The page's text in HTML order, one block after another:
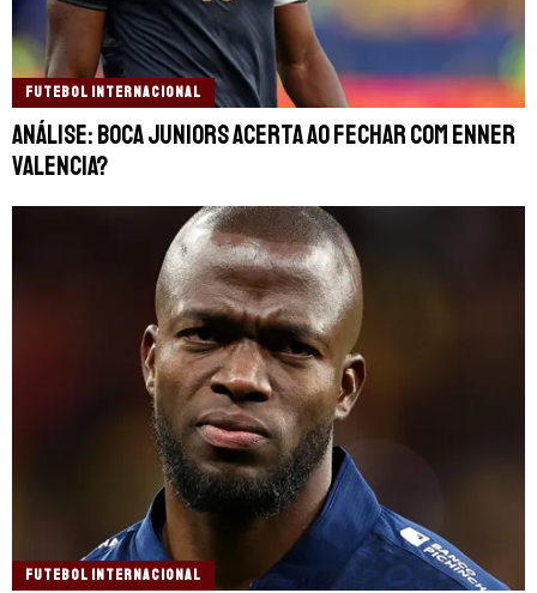
FUTEBOL INTERNACIONAL
Análise: Boca Juniors acerta ao fechar com Enner
Valencia?
FUTEBOL INTERNACIONAL